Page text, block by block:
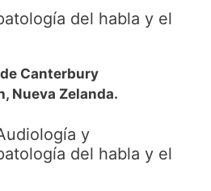
del habla y el
Canterbury
Nueva Zelanda.
y
del habla y el